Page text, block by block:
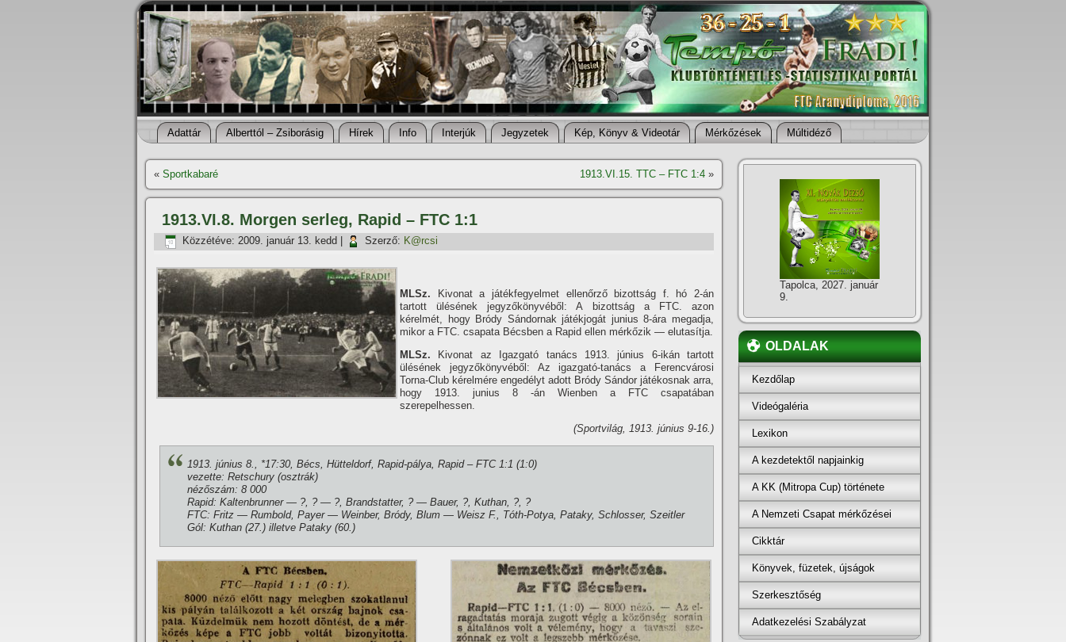
Adattár Alberttól – Zsiborásig Hí­rek Info Interjúk Jegyzetek Kép, Könyv & Videotár Mérkőzések Múltidéző
« Sportkabaré 1913.VI.15. TTC – FTC 1:4 »
1913.VI.8. Morgen serleg, Rapid – FTC 1:1
Közzétéve: 2009. január 13. kedd Szerző: K@rcsi
MLSz. Kivonat a játékfegyelmet ellenőrző bizottság f. hó 2-án
tartott ülésének jegyzőkönyvéből: A bizottság a FTC. azon
kérelmét, hogy Bródy Sándornak játékjogát junius 8-ára megadja,
mikor a FTC. csapata Bécsben a Rapid ellen mérkőzik — elutasí­tja.
MLSz. Kivonat az Igazgató tanács 1913. június 6-ikán tartott
ülésének jegyzőkönyvéből: Az igazgató-tanács a Ferencvárosi
Torna-Club kérelmére engedélyt adott Bródy Sándor játékosnak arra,
hogy 1913. junius 8 -án Wienben a FTC csapatában
szerepelhessen.
(Sportvilág, 1913. június 9-16.)
1913. június 8., *17:30, Bécs, Hütteldorf, Rapid-pálya, Rapid – FTC 1:1 (1:0)
vezette: Retschury (osztrák)
nézőszám: 8 000
Rapid: Kaltenbrunner — ?, ? — ?, Brandstatter, ? — Bauer, ?, Kuthan, ?, ?
FTC: Fritz — Rumbold, Payer — Weinber, Bródy, Blum — Weisz F., Tóth-Potya, Pataky, Schlosser, Szeitler
Gól: Kuthan (27.) illetve Pataky (60.)
Tapolca, 2027. január
9.
OLDALAK
Kezdőlap
Videógaléria
Lexikon
A kezdetektől napjainkig
A KK (Mitropa Cup) története
A Nemzeti Csapat mérkőzései
Cikktár
Könyvek, füzetek, újságok
Szerkesztőség
Adatkezelési Szabályzat